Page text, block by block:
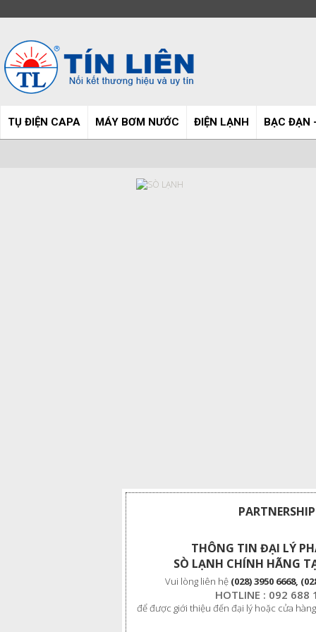
TỤ ĐIỆN CAPA MÁY BƠM NƯỚC ĐIỆN LẠNH BẠC ĐẠN
PARTNERSHIP
THÔNG TIN ĐẠI LÝ
SÒ LẠNH CHÍNH HÃNG
Vui lòng liên hệ (028) 3950 6668,
HOTLINE : 092 688
để được giới thiệu đến đại lý hoặc cửa